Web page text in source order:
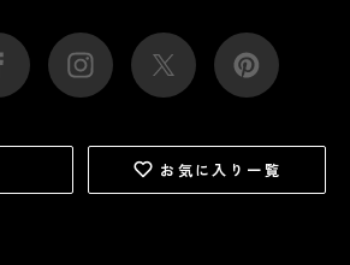
お気に入り一覧